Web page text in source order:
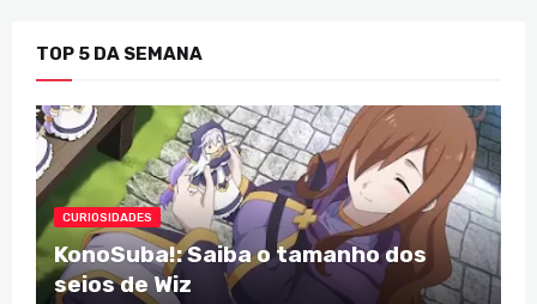
TOP 5 DA SEMANA
CURIOSIDADES
KonoSuba!: Saiba o tamanho dos
seios de Wiz